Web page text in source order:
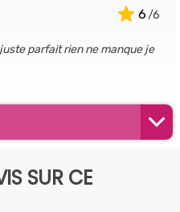
6
parfait rien ne manque je
SUR CE